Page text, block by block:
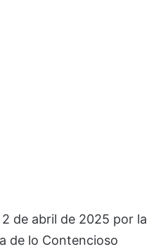
de abril de 2025 por la
de lo Contencioso